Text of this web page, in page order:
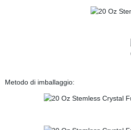
Metodo di imballaggio: